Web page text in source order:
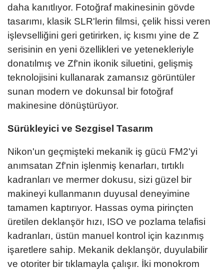
daha kanıtlıyor. Fotoğraf makinesinin gövde
tasarımı, klasik SLR'lerin filmsi, çelik hissi veren
işlevselliğini geri getirirken, iç kısmı yine de Z
serisinin en yeni özellikleri ve yetenekleriyle
donatılmış ve Zf'nin ikonik siluetini, gelişmiş
teknolojisini kullanarak zamansız görüntüler
sunan modern ve dokunsal bir fotoğraf
makinesine dönüştürüyor.
Sürükleyici ve Sezgisel Tasarım
Nikon'un geçmişteki mekanik iş gücü FM2'yi
anımsatan Zf'nin işlenmiş kenarları, tırtıklı
kadranları ve mermer dokusu, sizi güzel bir
makineyi kullanmanın duyusal deneyimine
tamamen kaptırıyor. Hassas oyma pirinçten
üretilen deklanşör hızı, ISO ve pozlama telafisi
kadranları, üstün manuel kontrol için kazınmış
işaretlere sahip. Mekanik deklanşör, duyulabilir
ve otoriter bir tıklamayla çalışır. İki monokrom